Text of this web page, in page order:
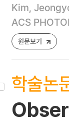
Kim,
ACS
원문보기
학술논